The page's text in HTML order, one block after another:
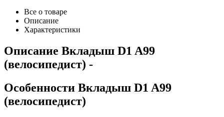
Все о товаре
Описание
Характеристики
Описание Вкладыш D1 A99
(велосипедист) -
Особенности Вкладыш D1 A99
(велосипедист)